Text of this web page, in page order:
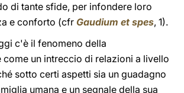
di tante sfide, per infondere loro
e conforto (cfr Gaudium et spes, 1).
c'è il fenomeno della
un intreccio di relazioni a livello
sotto certi aspetti sia un guadagno
umana e un segnale della sua